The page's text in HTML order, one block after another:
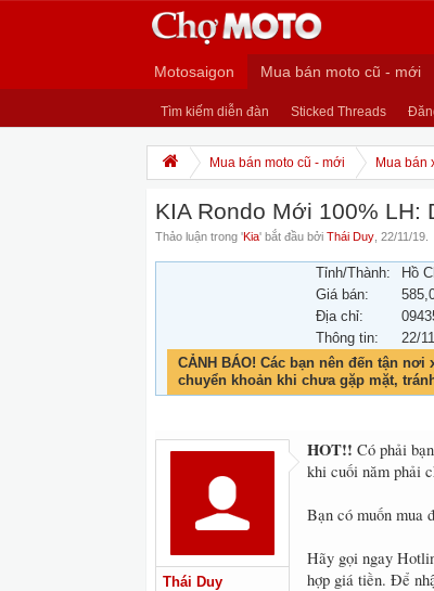
Motosaigon Mua bán moto cũ - mới
Tìm kiếm diễn đàn Sticked Threads
Mua bán moto cũ - mới Mua bán
KIA Rondo Mới 100% LH:
Thảo luận trong 'Kia' bắt đầu bởi Thái Duy 22/11/19
Tỉnh/Thành:
Hồ
Giá bán:
Địa chỉ:
Thông tin:
22/
CẢNH BÁO! Các bạn nên đến tận
chuyển khoản khi chưa gặp mặt,
Thái Duy
HOT!! Có phải
khi cuối năm phải
Bạn có muốn mua
Hãy gọi ngay
hợp giá tiền. Để